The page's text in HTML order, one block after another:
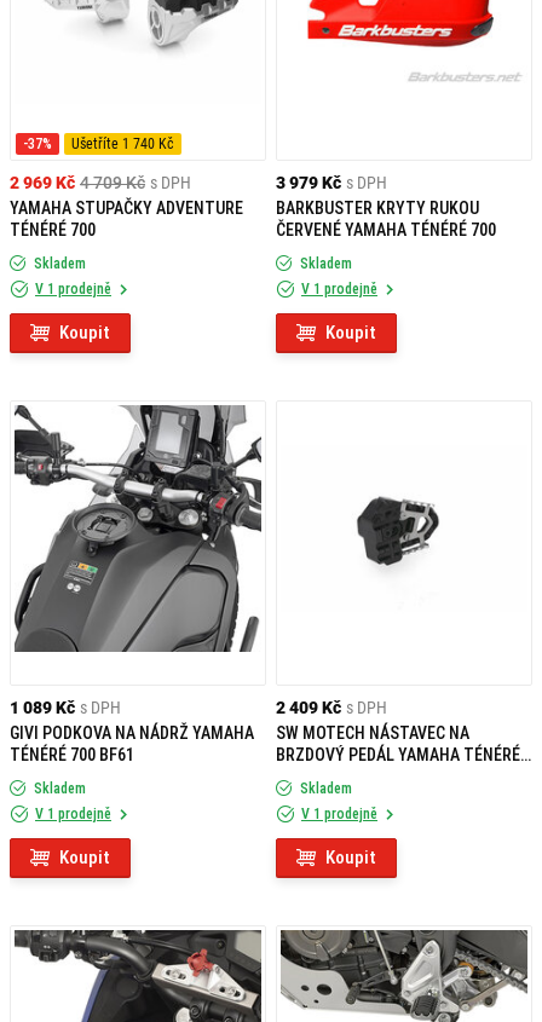
-37% Ušetříte 1 740 Kč
4 709 Kč
2 969 Kč
s DPH
YAMAHA STUPAČKY ADVENTURE
TÉNÉRÉ 700
Skladem
V 1 prodejně
Koupit
3 979 Kč s DPH
BARKBUSTER KRYTY RUKOU
ČERVENÉ YAMAHA TÉNÉRÉ 700
Skladem
V 1 prodejně
Koupit
1 089 Kč s DPH
GIVI PODKOVA NA NÁDRŽ YAMAHA
TÉNÉRÉ 700 BF61
Skladem
V 1 prodejně
Koupit
2 409 Kč s DPH
SW MOTECH NÁSTAVEC NA
BRZDOVÝ PEDÁL YAMAHA TÉNÉRÉ
700 (19-21)
Skladem
V 1 prodejně
Koupit